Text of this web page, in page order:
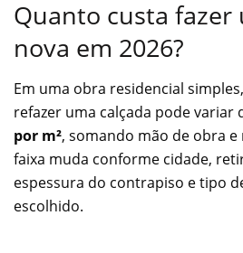
Quanto custa fazer
nova em 2026?
Em uma obra residencial
refazer uma calçada pode variar
por m², somando mão de obra
faixa muda conforme cidade,
espessura do contrapiso e tipo
escolhido.